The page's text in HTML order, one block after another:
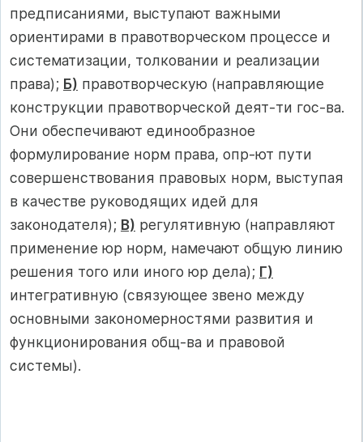
предписаниями, выступают важными
ориентирами в правотворческом процессе и
систематизации, толковании и реализации
права); Б) правотворческую (направляющие
конструкции правотворческой деят-ти гос-ва.
Они обеспечивают единообразное
формулирование норм права, опр-ют пути
совершенствования правовых норм, выступая
в качестве руководящих идей для
законодателя); В) регулятивную (направляют
применение юр норм, намечают общую линию
решения того или иного юр дела); Г)
интегративную (связующее звено между
основными закономерностями развития и
функционирования общ-ва и правовой
системы).